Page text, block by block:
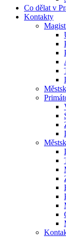
Co dělat v
Kontakty